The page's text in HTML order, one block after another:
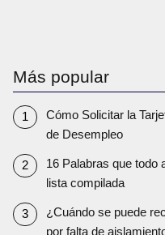
Más popular
Cómo Solicitar la
de Desempleo
16 Palabras que todo
lista compilada
¿Cuándo se puede
por falta de